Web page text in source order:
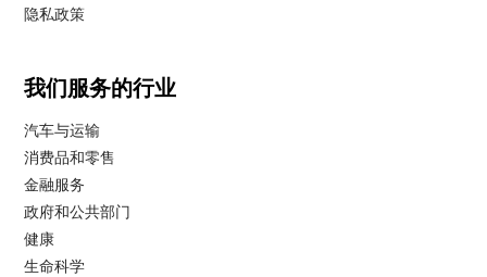
隐私政策
我们服务的行业
汽车与运输
消费品和零售
金融服务
政府和公共部门
健康
生命科学